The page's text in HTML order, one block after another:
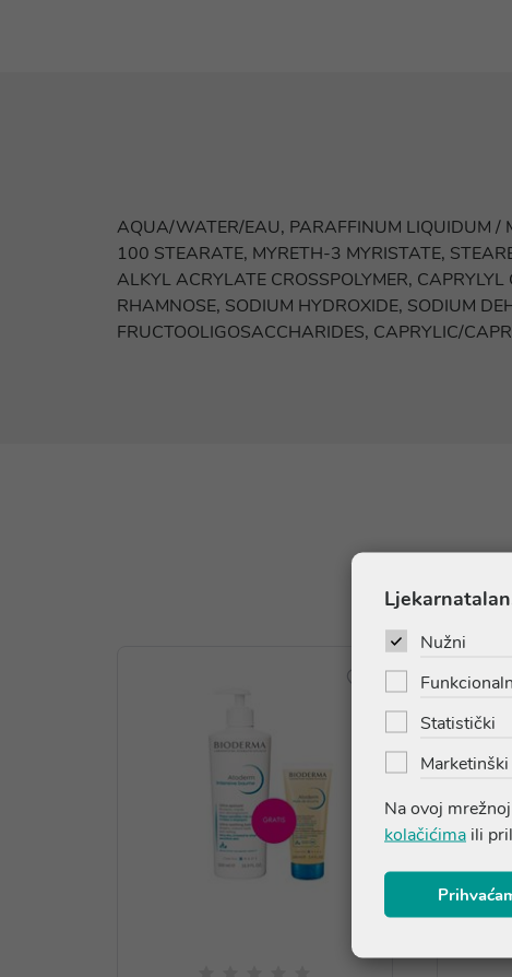
AQUA/WATER/EAU, PARAFFINUM LIQUIDUM /
100 STEARATE, MYRETH-3 MYRISTATE,
ALKYL ACRYLATE CROSSPOLYMER,
RHAMNOSE, SODIUM HYDROXIDE, SODIUM
FRUCTOOLIGOSACCHARIDES, CAPRYLIC/
Nužni
Statistički
Marketinški
Na ovoj
kolačićima ili